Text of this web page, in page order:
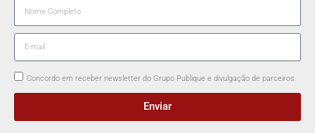
Concordo em receber newsletter do Grupo Publique e divulgação de parceiros.
Enviar